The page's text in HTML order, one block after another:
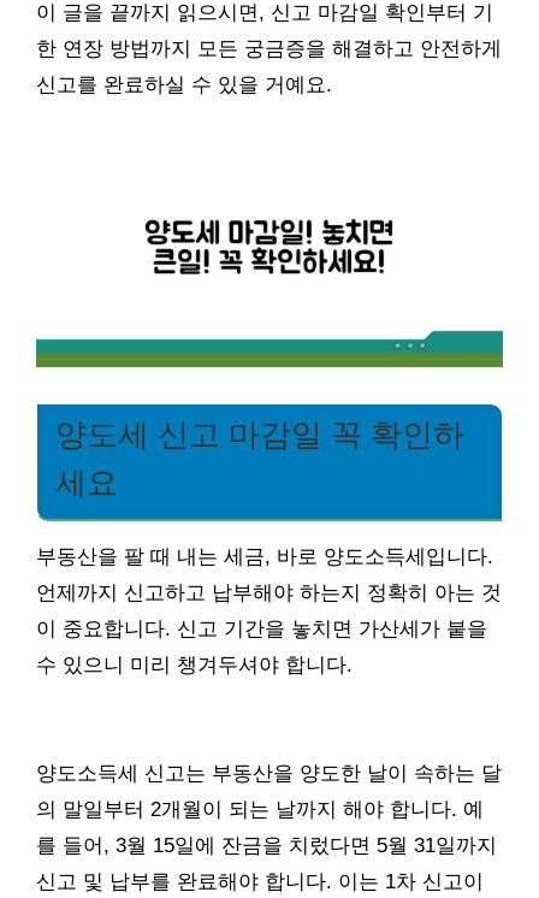
이 글을 끝까지 읽으시면, 신고 마감일 확인부터 기
한 연장 방법까지 모든 궁금증을 해결하고 안전하게
신고를 완료하실 수 있을 거예요.
양도세 신고 마감일 꼭 확인하
세요
부동산을 팔 때 내는 세금, 바로 양도소득세입니다.
언제까지 신고하고 납부해야 하는지 정확히 아는 것
이 중요합니다. 신고 기간을 놓치면 가산세가 붙을
수 있으니 미리 챙겨두셔야 합니다.
양도소득세 신고는 부동산을 양도한 날이 속하는 달
의 말일부터 2개월이 되는 날까지 해야 합니다. 예
를 들어, 3월 15일에 잔금을 치렀다면 5월 31일까지
신고 및 납부를 완료해야 합니다. 이는 1차 신고이